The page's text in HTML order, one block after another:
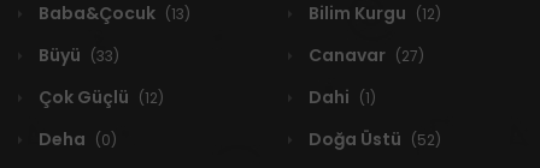
Baba&Çocuk (13) Bilim Kurgu (12)
Büyü (33) Canavar (27)
Çok Güçlü (12) Dahi (1)
Deha (0) Doğa Üstü (52)